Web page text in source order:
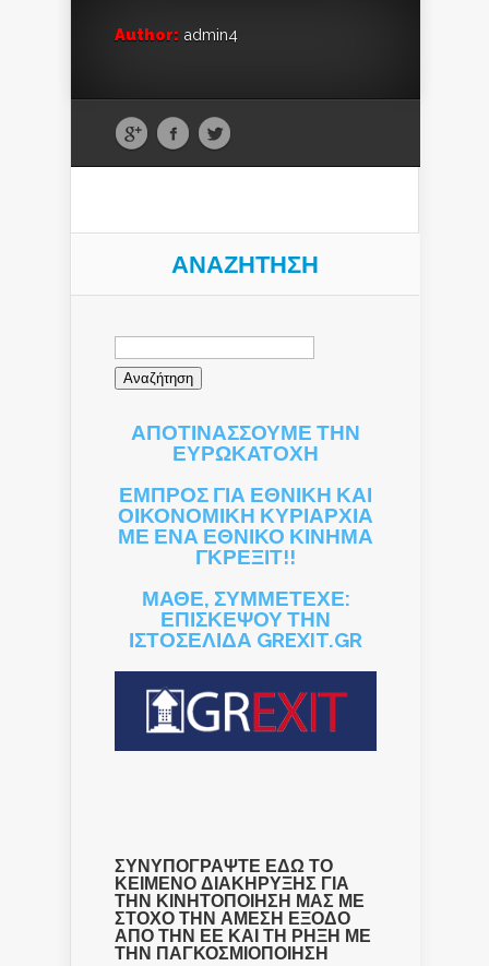
Author: admin4
ΑΝΑΖΉΤΗΣΗ
Αναζήτηση
ΑΠΟΤΙΝΑΣΣΟΥΜΕ ΤΗΝ
ΕΥΡΩΚΑΤΟΧΗ
ΕΜΠΡΟΣ ΓΙΑ ΕΘΝΙΚΗ ΚΑΙ
ΟΙΚΟΝΟΜΙΚΗ ΚΥΡΙΑΡΧΙΑ
ΜΕ ΕΝΑ ΕΘΝΙΚΟ ΚΙΝΗΜΑ
ΓΚΡΕΞΙΤ!!
ΜΑΘΕ, ΣΥΜΜΕΤΕΧΕ:
ΕΠΙΣΚΕΨΟΥ ΤΗΝ
ΙΣΤΟΣΕΛΙΔΑ GREXIT.GR
ΣΥΝΥΠΟΓΡΑΨΤΕ ΕΔΩ ΤΟ
ΚΕΙΜΕΝΟ ΔΙΑΚΗΡΥΞΗΣ ΓΙΑ
ΤΗΝ ΚΙΝΗΤΟΠΟΙΗΣΗ ΜΑΣ ΜΕ
ΣΤΟΧΟ ΤΗΝ ΑΜΕΣΗ ΕΞΟΔΟ
ΑΠΟ ΤΗΝ ΕΕ ΚΑΙ ΤΗ ΡΗΞΗ ΜΕ
ΤΗΝ ΠΑΓΚΟΣΜΙΟΠΟΙΗΣΗ